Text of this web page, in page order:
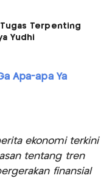
Terpenting
Yudhi
Apa-apa Ya
ekonomi terkini
tentang tren
finansial